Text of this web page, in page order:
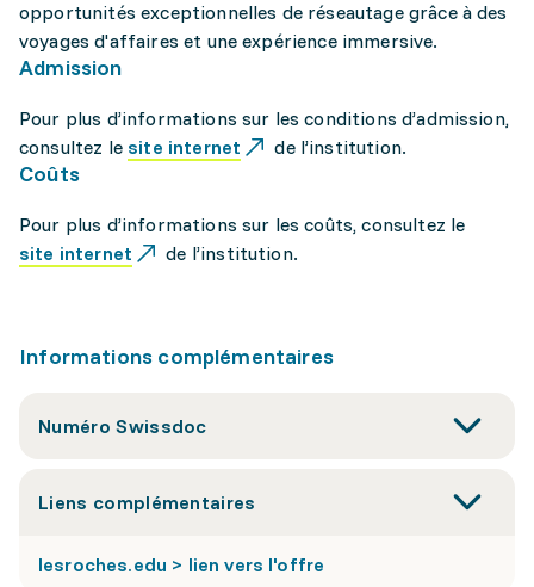
opportunités exceptionnelles de réseautage grâce à des
voyages d'affaires et une expérience immersive.
Admission
Pour plus d’informations sur les conditions d’admission,
consultez le site internet de l’institution.
Coûts
Pour plus d’informations sur les coûts, consultez le
site internet
de l’institution.
Informations complémentaires
Numéro Swissdoc
Liens complémentaires
lesroches.edu > lien vers l'offre